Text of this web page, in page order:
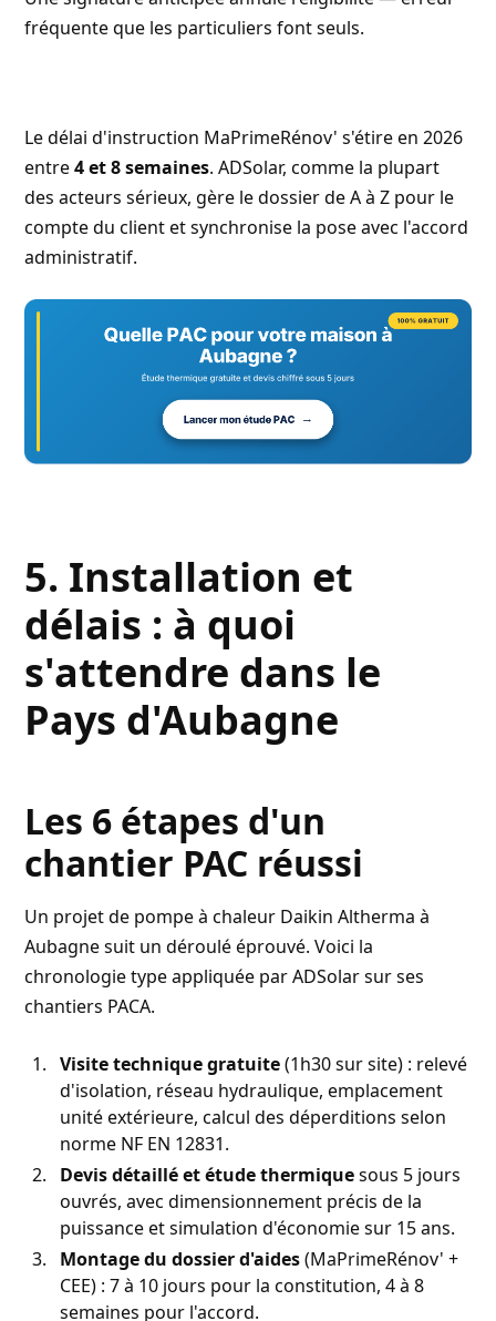
fréquente que les particuliers font seuls.
Le délai d'instruction MaPrimeRénov' s'étire en 2026
entre4 et 8 semaines. ADSolar, comme la plupart
des acteurs sérieux, gère le dossier de A à Z pour le
compte du client et synchronise la pose avec l'accord
administratif.
5. Installation et
délais : à quoi
s'attendre dans le
Pays d'Aubagne
Les 6 étapes d'un
chantier PAC réussi
Un projet de pompe à chaleur Daikin Altherma à
Aubagne suit un déroulé éprouvé. Voici la
chronologie type appliquée par ADSolar sur ses
chantiers PACA.
Visite technique gratuite(1h30 sur site) : relevé
d'isolation, réseau hydraulique, emplacement
unité extérieure, calcul des déperditions selon
norme NF EN 12831.
Devis détaillé et étude thermiquesous 5 jours
ouvrés, avec dimensionnement précis de la
puissance et simulation d'économie sur 15 ans.
Montage du dossier d'aides(MaPrimeRénov' +
CEE) : 7 à 10 jours pour la constitution, 4 à 8
semaines pour l'accord.